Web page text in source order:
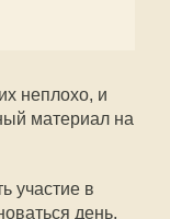
неплохо, и
материал на
участие в
день,